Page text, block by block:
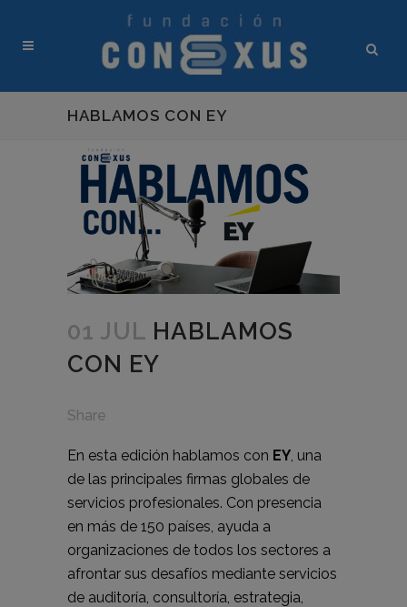
HABLAMOS CON EY
01 JUL HABLAMOS
CON EY
Share
En esta edición hablamos con EY , una
de las principales firmas globales de
servicios profesionales. Con presencia
en más de 150 países, ayuda a
organizaciones de todos los sectores a
afrontar sus desafíos mediante servicios
de auditoría, consultoría, estrategia,